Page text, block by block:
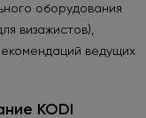
оборудования
визажистов),
ведущих
KODI